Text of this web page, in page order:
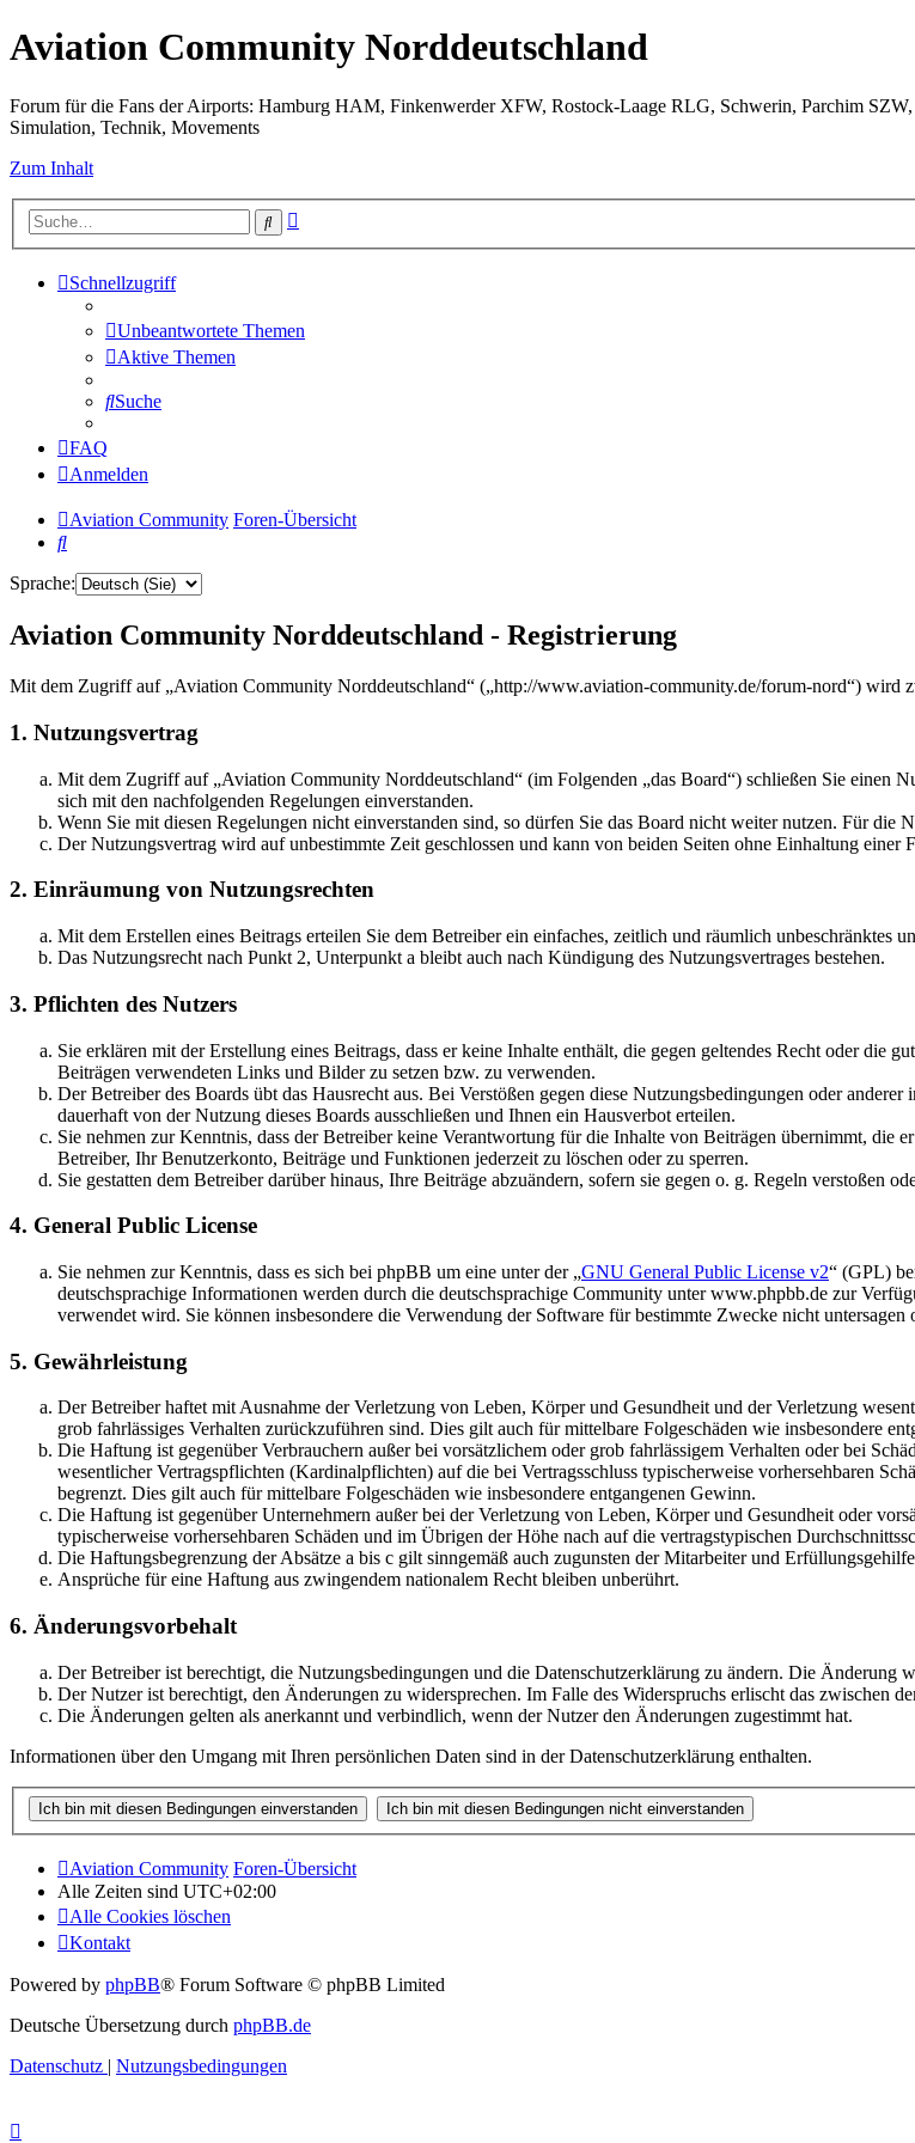
Aviation Community Norddeutschland
Forum für die Fans der Airports: Hamburg HAM, Finkenwerder XFW, Rostock-Laage RLG, Schwerin, Parchim
Simulation, Technik, Movements
Zum Inhalt
Suche
Schnellzugriff
Unbeantwortete Themen
Aktive Themen
Suche
FAQ
Anmelden
Aviation Community Foren-Übersicht
Suche
Sprache:
Aviation Community Norddeutschland - Registrierung
Mit dem Zugriff auf „Aviation Community Norddeutschland“ („http://www.aviation-community.de/forum-nord“) wird
1. Nutzungsvertrag
Mit dem Zugriff auf „Aviation Community Norddeutschland“ (im Folgenden „das Board“) schließen Sie einen
sich mit den nachfolgenden Regelungen einverstanden.
Wenn Sie mit diesen Regelungen nicht einverstanden sind, so dürfen Sie das Board nicht weiter nutzen. Für
Der Nutzungsvertrag wird auf unbestimmte Zeit geschlossen und kann von beiden Seiten ohne Einhaltung einer
2. Einräumung von Nutzungsrechten
Mit dem Erstellen eines Beitrags erteilen Sie dem Betreiber ein einfaches, zeitlich und räumlich unbeschränktes
Das Nutzungsrecht nach Punkt 2, Unterpunkt a bleibt auch nach Kündigung des Nutzungsvertrages bestehen.
3. Pflichten des Nutzers
Sie erklären mit der Erstellung eines Beitrags, dass er keine Inhalte enthält, die gegen geltendes Recht oder die
Beiträgen verwendeten Links und Bilder zu setzen bzw. zu verwenden.
Der Betreiber des Boards übt das Hausrecht aus. Bei Verstößen gegen diese Nutzungsbedingungen oder
dauerhaft von der Nutzung dieses Boards ausschließen und Ihnen ein Hausverbot erteilen.
Sie nehmen zur Kenntnis, dass der Betreiber keine Verantwortung für die Inhalte von Beiträgen übernimmt, die
Betreiber, Ihr Benutzerkonto, Beiträge und Funktionen jederzeit zu löschen oder zu sperren.
Sie gestatten dem Betreiber darüber hinaus, Ihre Beiträge abzuändern, sofern sie gegen o. g. Regeln verstoßen
4. General Public License
Sie nehmen zur Kenntnis, dass es sich bei phpBB um eine unter der „GNU General Public License v2“ (GPL)
deutschsprachige Informationen werden durch die deutschsprachige Community unter www.phpbb.de zur
verwendet wird. Sie können insbesondere die Verwendung der Software für bestimmte Zwecke nicht
5. Gewährleistung
Der Betreiber haftet mit Ausnahme der Verletzung von Leben, Körper und Gesundheit und der Verletzung
grob fahrlässiges Verhalten zurückzuführen sind. Dies gilt auch für mittelbare Folgeschäden wie insbesondere
Die Haftung ist gegenüber Verbrauchern außer bei vorsätzlichem oder grob fahrlässigem Verhalten oder bei
wesentlicher Vertragspflichten (Kardinalpflichten) auf die bei Vertragsschluss typischerweise vorhersehbaren
begrenzt. Dies gilt auch für mittelbare Folgeschäden wie insbesondere entgangenen Gewinn.
Die Haftung ist gegenüber Unternehmern außer bei der Verletzung von Leben, Körper und Gesundheit oder
typischerweise vorhersehbaren Schäden und im Übrigen der Höhe nach auf die vertragstypischen
Die Haftungsbegrenzung der Absätze a bis c gilt sinngemäß auch zugunsten der Mitarbeiter und
Ansprüche für eine Haftung aus zwingendem nationalem Recht bleiben unberührt.
6. Änderungsvorbehalt
Der Betreiber ist berechtigt, die Nutzungsbedingungen und die Datenschutzerklärung zu ändern. Die Änderung
Der Nutzer ist berechtigt, den Änderungen zu widersprechen. Im Falle des Widerspruchs erlischt das zwischen
Die Änderungen gelten als anerkannt und verbindlich, wenn der Nutzer den Änderungen zugestimmt hat.
Informationen über den Umgang mit Ihren persönlichen Daten sind in der Datenschutzerklärung enthalten.
Aviation Community Foren-Übersicht
Alle Zeiten sind UTC+02:00
Alle Cookies löschen
Kontakt
Powered by phpBB® Forum Software © phpBB Limited
Deutsche Übersetzung durch phpBB.de
Datenschutz | Nutzungsbedingungen